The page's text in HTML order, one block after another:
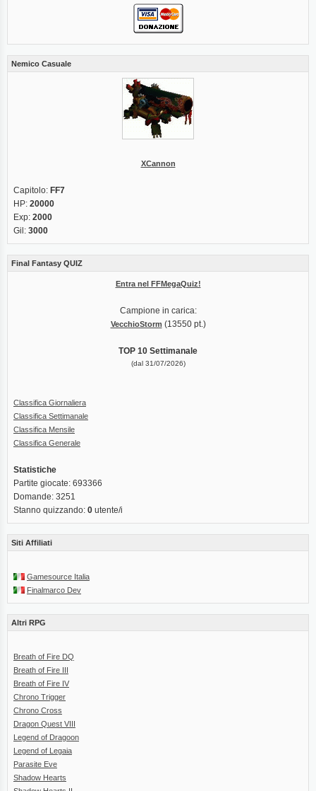
Nemico Casuale
XCannon
Capitolo: FF7
HP: 20000
Exp: 2000
Gil: 3000
Final Fantasy QUIZ
Entra nel FFMegaQuiz!
Campione in carica:
VecchioStorm (13550 pt.)
TOP 10 Settimanale
(dal 31/07/2026)
Classifica Giornaliera
Classifica Settimanale
Classifica Mensile
Classifica Generale
Statistiche
Partite giocate: 693366
Domande: 3251
Stanno quizzando: 0 utente/i
Siti Affiliati
Gamesource Italia
Finalmarco Dev
Altri RPG
Breath of Fire DQ
Breath of Fire III
Breath of Fire IV
Chrono Trigger
Chrono Cross
Dragon Quest VIII
Legend of Dragoon
Legend of Legaia
Parasite Eve
Shadow Hearts